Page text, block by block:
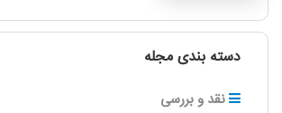
دسته بندی مجله
نقد و بررسی